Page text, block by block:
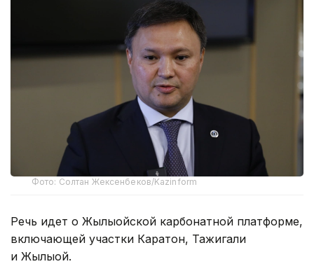
Фото: Солтан Жексенбеков/Kazinform
Речь идет о Жылыойской карбонатной платформе,
включающей участки Каратон, Тажигали
и Жылыой.